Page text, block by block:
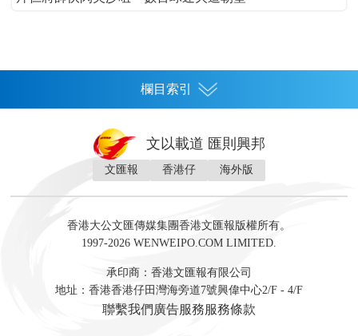
欄目索引
灣區人
財經 地產 投資 財評 數字經濟
訪談 直播 經湋論
藝術 文學
文以載道 匯則興邦
文匯報 香港仔 海外版
香港大公文匯傳媒集團香港文匯報版權所有。
1997-2026 WENWEIPO.COM LIMITED.
承印商：香港文匯報有限公司
地址：香港香港仔田灣海旁道7號興偉中心2/F - 4/F
聯繫我們 廣告服務服務條款